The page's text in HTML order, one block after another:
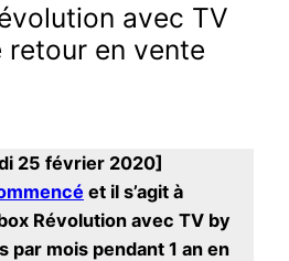
avec TV
retour en vente
25 février 2020]
et il s’agit à
Révolution avec TV by
par mois pendant 1 an en